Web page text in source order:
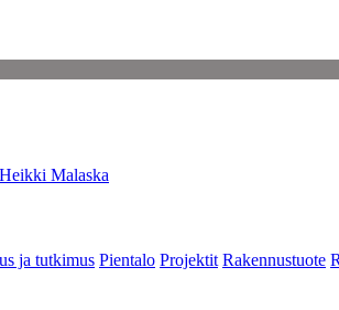
Malaska
ja tutkimus Pientalo Projektit Rakennustuote